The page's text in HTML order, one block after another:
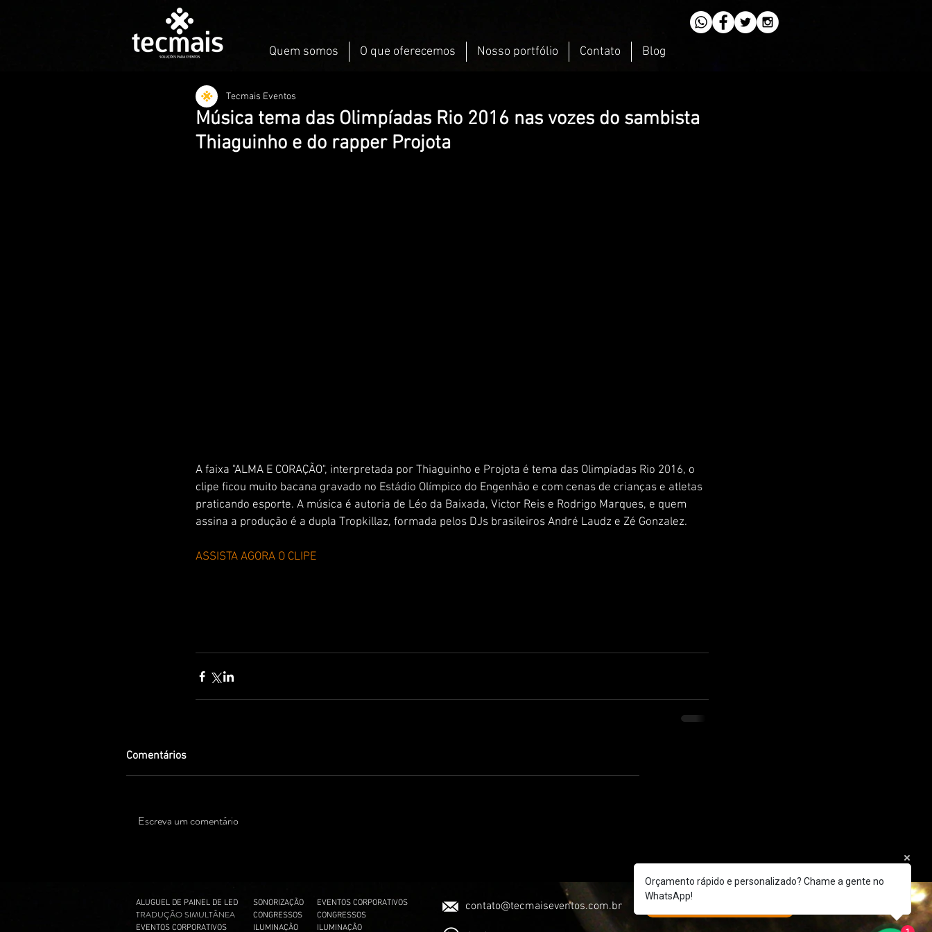
Quem somos O que oferecemos Nosso portfólio Contato Blog
Música tema das Olimpíadas Rio 2016 nas vozes do sambista
Thiaguinho e do rapper Projota
Tecmais Eventos
A faixa "ALMA E CORAÇÃO", interpretada por Thiaguinho e Projota é tema das Olimpíadas Rio 2016, o
clipe ficou muito bacana gravado no Estádio Olímpico do Engenhão e com cenas de crianças e atletas
praticando esporte. A música é autoria de Léo da Baixada, Victor Reis e Rodrigo Marques, e quem
assina a produção é a dupla Tropkillaz, formada pelos DJs brasileiros André Laudz e Zé Gonzalez.
ASSISTA AGORA O CLIPE
Comentários
Escreva um comentário
ALUGUEL DE PAINEL DE LED
TRADUÇÃO SIMULTÂNEA
EVENTOS CORPORATIVOS
contato@tecmaiseventos.com.br
SONORIZAÇÃO
CONGRESSOS
ILUMINAÇÃO
EVENTOS CORPORATIVOS
CONGRESSOS
ILUMINAÇÃO
Orçamento rápido e personalizado? Chame a gente no
WhatsApp!